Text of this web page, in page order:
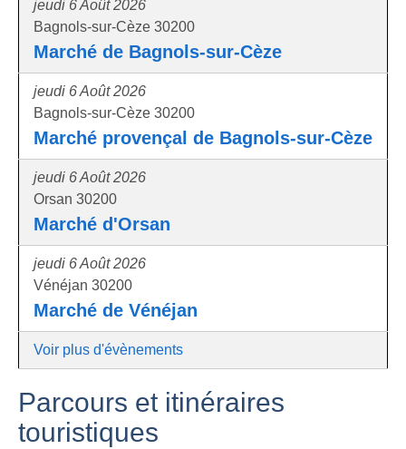
jeudi 6 Août 2026
Bagnols-sur-Cèze 30200
Marché de Bagnols-sur-Cèze
jeudi 6 Août 2026
Bagnols-sur-Cèze 30200
Marché provençal de Bagnols-sur-Cèze
jeudi 6 Août 2026
Orsan 30200
Marché d'Orsan
jeudi 6 Août 2026
Vénéjan 30200
Marché de Vénéjan
Voir plus d'évènements
Parcours et itinéraires
touristiques